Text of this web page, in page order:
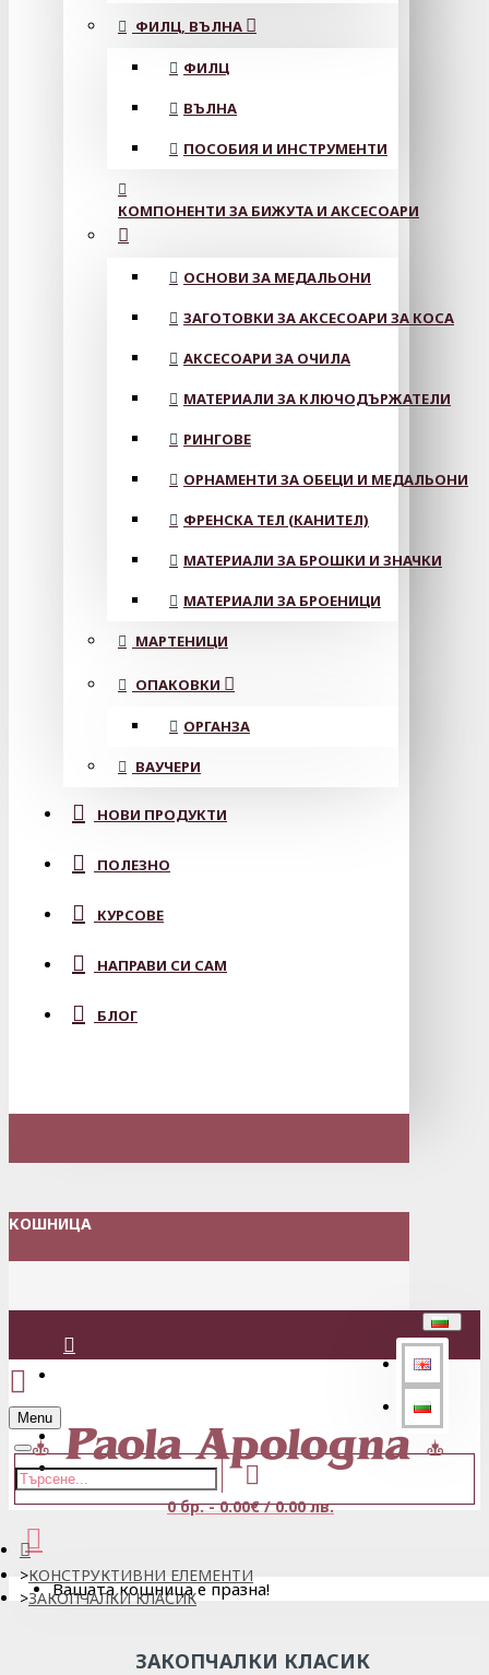
ФИЛЦ, ВЪЛНА
ФИЛЦ
ВЪЛНА
ПОСОБИЯ И ИНСТРУМЕНТИ
КОМПОНЕНТИ ЗА БИЖУТА И АКСЕСОАРИ
ОСНОВИ ЗА МЕДАЛЬОНИ
ЗАГОТОВКИ ЗА АКСЕСОАРИ ЗА КОСА
АКСЕСОАРИ ЗА ОЧИЛА
МАТЕРИАЛИ ЗА КЛЮЧОДЪРЖАТЕЛИ
РИНГОВЕ
ОРНАМЕНТИ ЗА ОБЕЦИ И МЕДАЛЬОНИ
ФРЕНСКА ТЕЛ (КАНИТЕЛ)
МАТЕРИАЛИ ЗА БРОШКИ И ЗНАЧКИ
МАТЕРИАЛИ ЗА БРОЕНИЦИ
МАРТЕНИЦИ
ОПАКОВКИ
ОРГАНЗА
ВАУЧЕРИ
НОВИ ПРОДУКТИ
ПОЛЕЗНО
КУРСОВЕ
НАПРАВИ СИ САМ
БЛОГ
КОШНИЦА
Регистрация
Menu
0 бр. - 0.00€ / 0.00 лв.
Вашата кошница е празна!
КОНСТРУКТИВНИ ЕЛЕМЕНТИ
ЗАКОПЧАЛКИ КЛАСИК
ЗАКОПЧАЛКИ КЛАСИК